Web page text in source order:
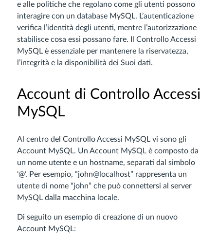
e alle politiche che regolano come gli utenti possono
interagire con un database MySQL. L’autenticazione
verifica l’identità degli utenti, mentre l’autorizzazione
stabilisce cosa essi possano fare. Il Controllo Accessi
MySQL è essenziale per mantenere la riservatezza,
l’integrità e la disponibilità dei Suoi dati.
Account di Controllo Accessi
MySQL
Al centro del Controllo Accessi MySQL vi sono gli
Account MySQL. Un Account MySQL è composto da
un nome utente e un hostname, separati dal simbolo
‘@’. Per esempio, “john@localhost” rappresenta un
utente di nome “john” che può connettersi al server
MySQL dalla macchina locale.
Di seguito un esempio di creazione di un nuovo
Account MySQL: